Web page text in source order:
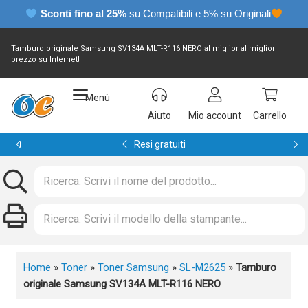
Sconti fino al 25% su Compatibili e 5% su Originali
Tamburo originale Samsung SV134A MLT-R116 NERO al miglior al miglior
prezzo su Internet!
Menù
Aiuto
Mio account Carrello
Resi gratuiti
Home » Toner » Toner Samsung » SL-M2625 » Tamburo
originale Samsung SV134A MLT-R116 NERO